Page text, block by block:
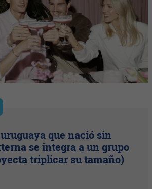
que nació sin
se integra a un grupo
triplicar su tamaño)